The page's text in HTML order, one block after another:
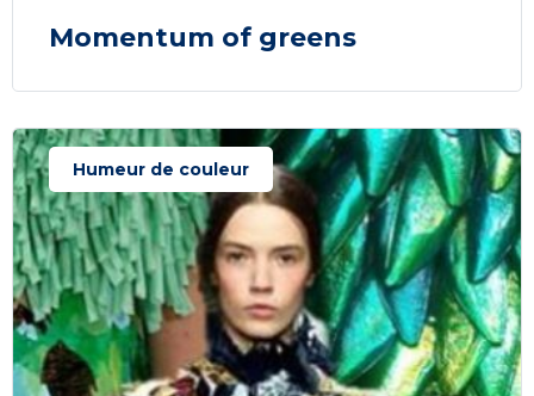
Momentum of greens
Humeur de couleur